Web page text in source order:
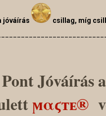
jóváírás
csillag, míg
Pont Jóváírás
ϻαϛтᴇ®